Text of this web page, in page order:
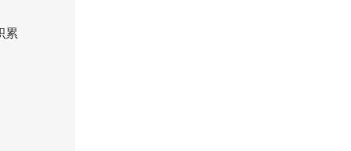
累